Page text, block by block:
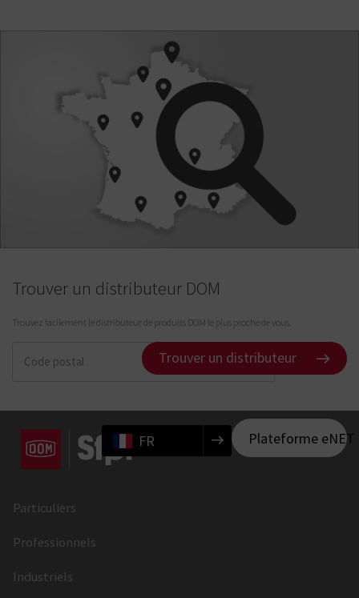
Trouver un distributeur DOM
Trouvez facilement le distributeur de produits DOM le plus proche de vous.
Trouver un distributeur
Plateforme eNET
FR
Particuliers
Professionnels
Industriels